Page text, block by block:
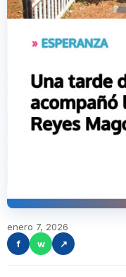
enero 7, 2026
f
w ↗